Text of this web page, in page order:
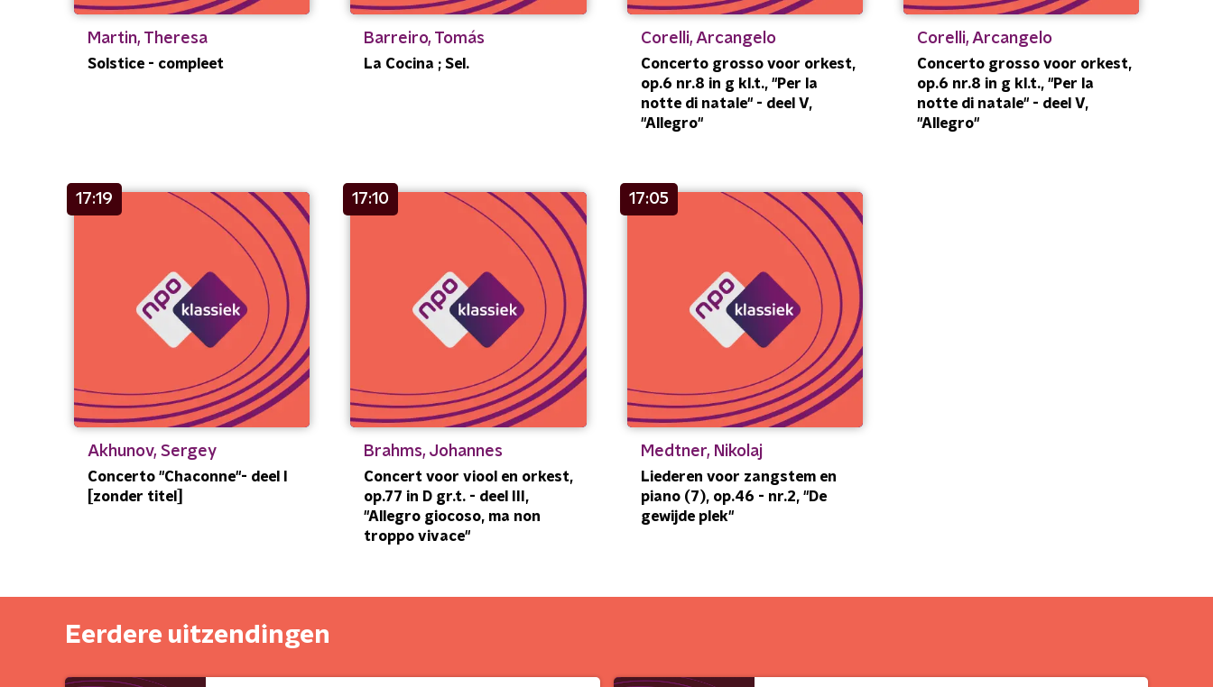
Martin, Theresa
Solstice - compleet
Barreiro, Tomás
La Cocina ; Sel.
Corelli, Arcangelo
Concerto grosso voor orkest,
op.6 nr.8 in g kl.t., "Per la
notte di natale" - deel V,
"Allegro"
Corelli, Arcangelo
Concerto grosso voor orkest,
op.6 nr.8 in g kl.t., "Per la
notte di natale" - deel V,
"Allegro"
17:19
Akhunov, Sergey
Concerto "Chaconne"- deel I
[zonder titel]
17:10
Brahms, Johannes
Concert voor viool en orkest,
op.77 in D gr.t. - deel III,
"Allegro giocoso, ma non
troppo vivace"
17:05
Medtner, Nikolaj
Liederen voor zangstem en
piano (7), op.46 - nr.2, "De
gewijde plek"
Eerdere uitzendingen